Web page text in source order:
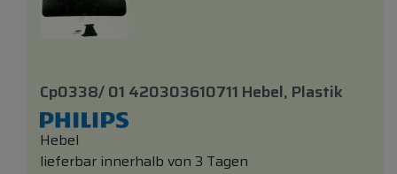
Cp0338/ 01 420303610711 Hebel, Plastik
Hebel
lieferbar innerhalb von 3 Tagen